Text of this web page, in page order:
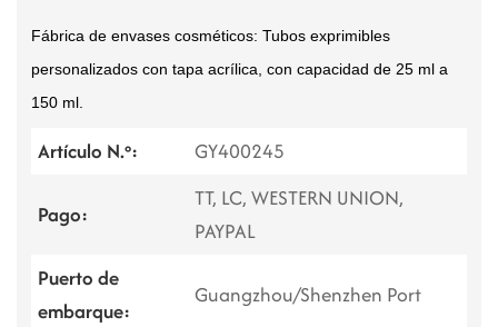
Fábrica de envases cosméticos: Tubos exprimibles
personalizados con tapa acrílica, con capacidad de 25 ml a
150 ml.
Artículo N.º: GY400245
Pago:
TT, LC, WESTERN UNION,
PAYPAL
Puerto de
embarque:
Guangzhou/Shenzhen Port